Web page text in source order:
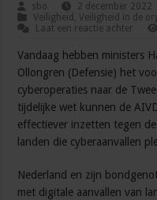
sbo
2 december 2022
Veiligheid ,Veiligheid in de
Laat een reactie achter
Vandaag hebben ministers
Ollongren (Defensie) het
cyberoperaties naar de
tijdelijke wet kunnen de
effectiever inzetten tegen
landen die cyberaanvallen
Nederland en zijn
met digitale aanvallen van